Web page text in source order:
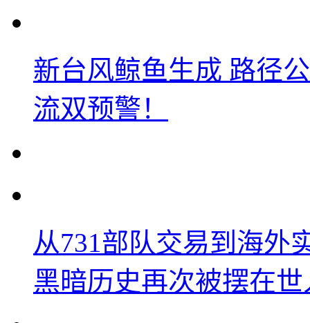
新台风鲸鱼生成 路径
流双预警！
从731部队交易到海外
黑暗历史再次被摆在